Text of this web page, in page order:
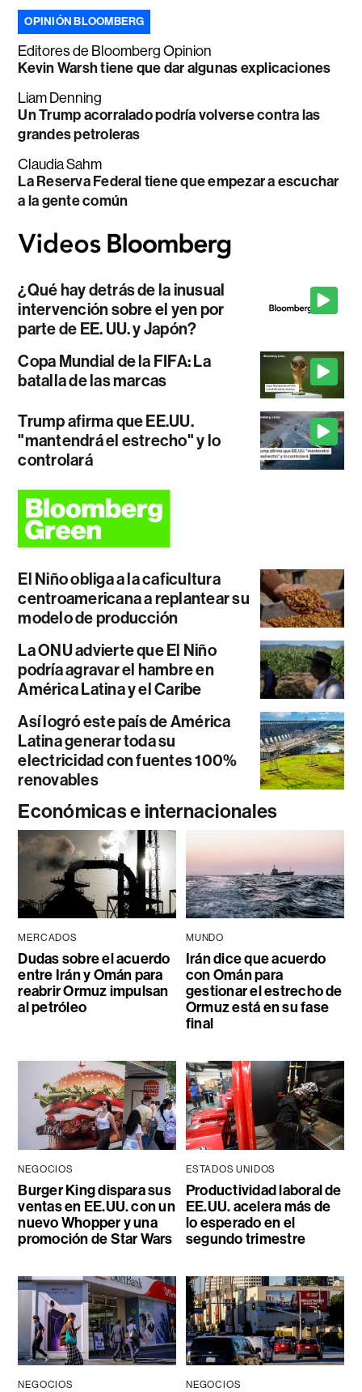
OPINIÓN BLOOMBERG
Editores de Bloomberg Opinion
Kevin Warsh tiene que dar algunas explicaciones
Liam Denning
Un Trump acorralado podría volverse contra las
grandes petroleras
Claudia Sahm
La Reserva Federal tiene que empezar a escuchar
a la gente común
¿Qué hay detrás de la inusual
intervención sobre el yen por
parte de EE. UU. y Japón?
Copa Mundial de la FIFA: La
batalla de las marcas
Trump afirma que EE.UU.
"mantendrá el estrecho" y lo
controlará
El Niño obliga a la caficultura
centroamericana a replantear su
modelo de producción
La ONU advierte que El Niño
podría agravar el hambre en
América Latina y el Caribe
Así logró este país de América
Latina generar toda su
electricidad con fuentes 100%
renovables
Económicas e internacionales
MERCADOS
Dudas sobre el acuerdo
entre Irán y Omán para
reabrir Ormuz impulsan
al petróleo
MUNDO
Irán dice que acuerdo
con Omán para
gestionar el estrecho de
Ormuz está en su fase
final
NEGOCIOS
Burger King dispara sus
ventas en EE.UU. con un
nuevo Whopper y una
promoción de Star Wars
ESTADOS UNIDOS
Productividad laboral de
EE.UU. acelera más de
lo esperado en el
segundo trimestre
NEGOCIOS NEGOCIOS